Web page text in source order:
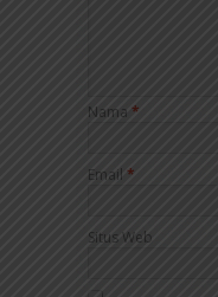
Nama *
Email *
Situs Web